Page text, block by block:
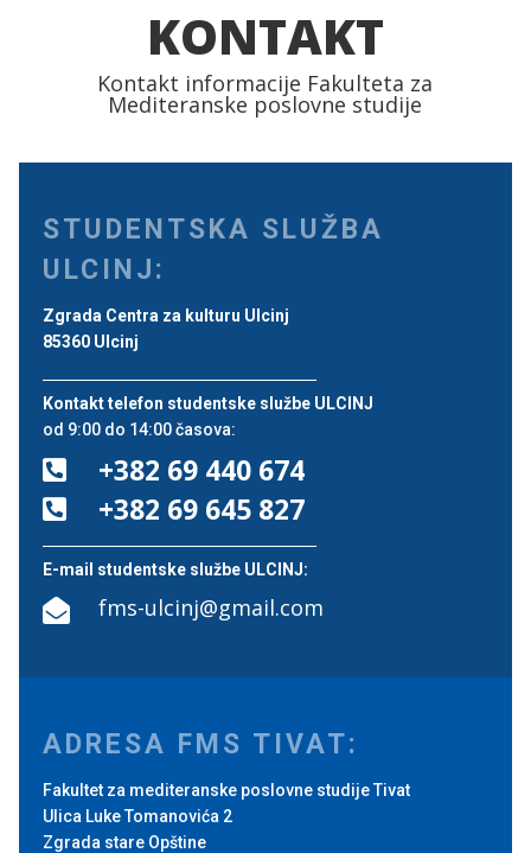
KONTAKT
Kontakt informacije Fakulteta za
Mediteranske poslovne studije
STUDENTSKA SLUŽBA
ULCINJ:
Zgrada Centra za kulturu Ulcinj
85360 Ulcinj
Kontakt telefon studentske službe ULCINJ
od 9:00 do 14:00 časova:
 +382 69 440 674
 +382 69 645 827
E-mail studentske službe ULCINJ:
 fms-ulcinj@gmail.com
ADRESA FMS TIVAT:
Fakultet za mediteranske poslovne studije Tivat
Ulica Luke Tomanovića 2
Zgrada stare Opštine